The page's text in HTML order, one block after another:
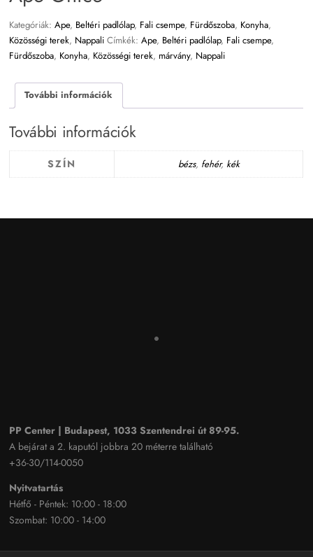
Kategóriák:Ape, Beltéri padlólap, Fali csempe, Fürdőszoba, Konyha,
Közösségi terek, Nappali Címkék:Ape, Beltéri padlólap, Fali csempe,
Fürdőszoba, Konyha, Közösségi terek, márvány, Nappali
További információk
További információk
SZÍN bézs, fehér, kék
PP Center | Budapest, 1033 Szentendrei út 89-95.
A bejárat a 2. kaputól jobbra 20 méterre található
+36-30/114-0050
Nyitvatartás
Hétfő - Péntek: 10:00 - 18:00
Szombat: 10:00 - 14:00